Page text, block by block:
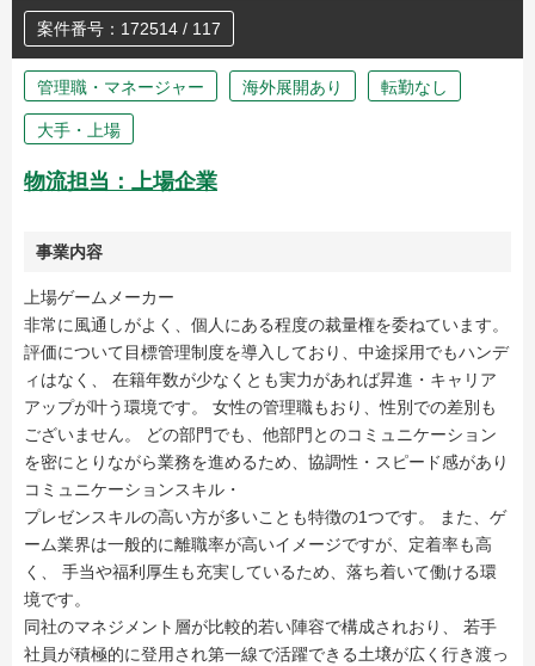
案件番号：172514 / 117
管理職・マネージャー 海外展開あり 転勤なし
大手・上場
物流担当：上場企業
事業内容
上場ゲームメーカー
非常に風通しがよく、個人にある程度の裁量権を委ねています。
評価について目標管理制度を導入しており、中途採用でもハンデ
ィはなく、 在籍年数が少なくとも実力があれば昇進・キャリア
アップが叶う環境です。 女性の管理職もおり、性別での差別も
ございません。 どの部門でも、他部門とのコミュニケーション
を密にとりながら業務を進めるため、協調性・スピード感があり
コミュニケーションスキル・
プレゼンスキルの高い方が多いことも特徴の1つです。 また、ゲ
ーム業界は一般的に離職率が高いイメージですが、定着率も高
く、 手当や福利厚生も充実しているため、落ち着いて働ける環
境です。
同社のマネジメント層が比較的若い陣容で構成されおり、 若手
社員が積極的に登用され第一線で活躍できる土壌が広く行き渡っ